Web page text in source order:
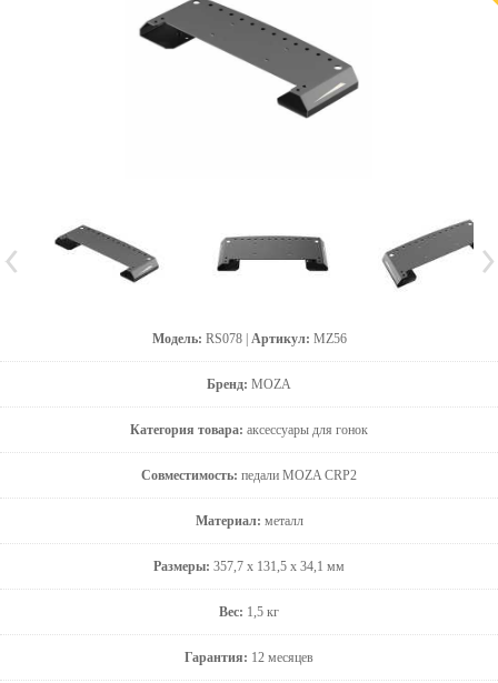
Модель: RS078 | Артикул: MZ56
Бренд: MOZA
Категория товара: аксессуары для гонок
Совместимость: педали MOZA CRP2
Материал: металл
Размеры: 357,7 x 131,5 x 34,1 мм
Вес: 1,5 кг
Гарантия: 12 месяцев